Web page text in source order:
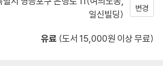
일신빌딩)
변경
유료 (도서 15,000원 이상 무료)